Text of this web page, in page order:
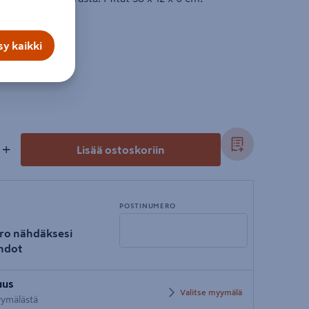
+ Lisää ostoskoriin
nähdäksesi
POSTINUMERO
postinumero
Valitse myymälä
kaikki